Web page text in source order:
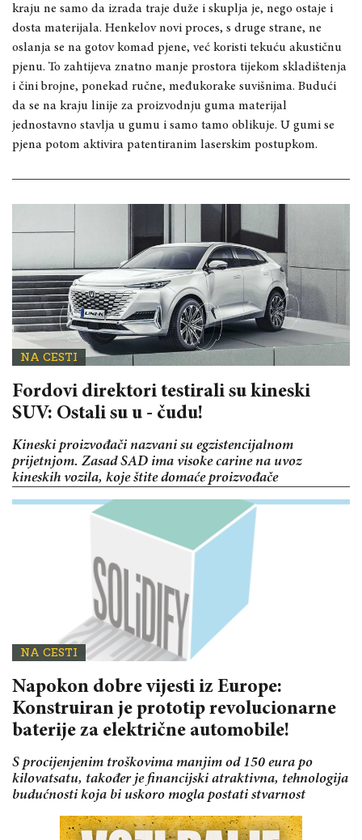
kraju ne samo da izrada traje duže i skuplja je, nego ostaje i
dosta materijala. Henkelov novi proces, s druge strane, ne
oslanja se na gotov komad pjene, već koristi tekuću akustičnu
pjenu. To zahtijeva znatno manje prostora tijekom skladištenja
i čini brojne, ponekad ručne, međukorake suvišnima. Budući
da se na kraju linije za proizvodnju guma materijal
jednostavno stavlja u gumu i samo tamo oblikuje. U gumi se
pjena potom aktivira patentiranim laserskim postupkom.
NA CESTI
Fordovi direktori testirali su kineski
SUV: Ostali su u - čudu!
Kineski proizvođači nazvani su egzistencijalnom
prijetnjom. Zasad SAD ima visoke carine na uvoz
kineskih vozila, koje štite domaće proizvođače
NA CESTI
Napokon dobre vijesti iz Europe:
Konstruiran je prototip revolucionarne
baterije za električne automobile!
S procijenjenim troškovima manjim od 150 eura po
kilovatsatu, također je financijski atraktivna, tehnologija
budućnosti koja bi uskoro mogla postati stvarnost